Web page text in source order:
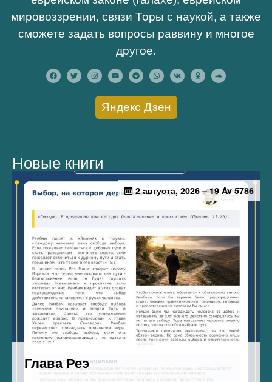
мировоззрении, связи Торы с наукой, а также
сможете задать вопросы раввину и многое
другое.
Яндекс Дзен
Новые книги